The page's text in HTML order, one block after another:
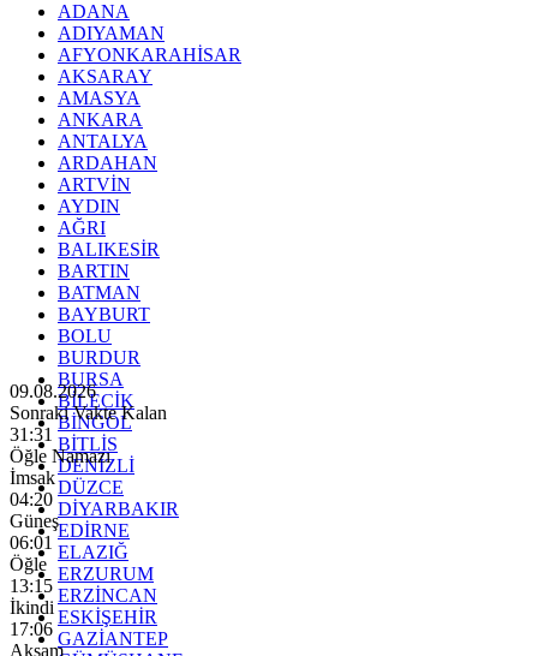
ADANA
ADIYAMAN
AFYONKARAHİSAR
AKSARAY
AMASYA
ANKARA
ANTALYA
ARDAHAN
ARTVİN
AYDIN
AĞRI
BALIKESİR
BARTIN
BATMAN
BAYBURT
BOLU
BURDUR
BURSA
BİLECİK
BİNGÖL
BİTLİS
DENİZLİ
DÜZCE
DİYARBAKIR
EDİRNE
ELAZIĞ
ERZURUM
ERZİNCAN
ESKİŞEHİR
GAZİANTEP
09.08.2026
Sonraki Vakte Kalan
31:29
Öğle Namazı
İmsak
04:20
Güneş
06:01
Öğle
13:15
İkindi
17:06
Akşam